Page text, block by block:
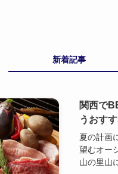
新着記事
関西で
うおす
夏の計画
望むオー
山の里山